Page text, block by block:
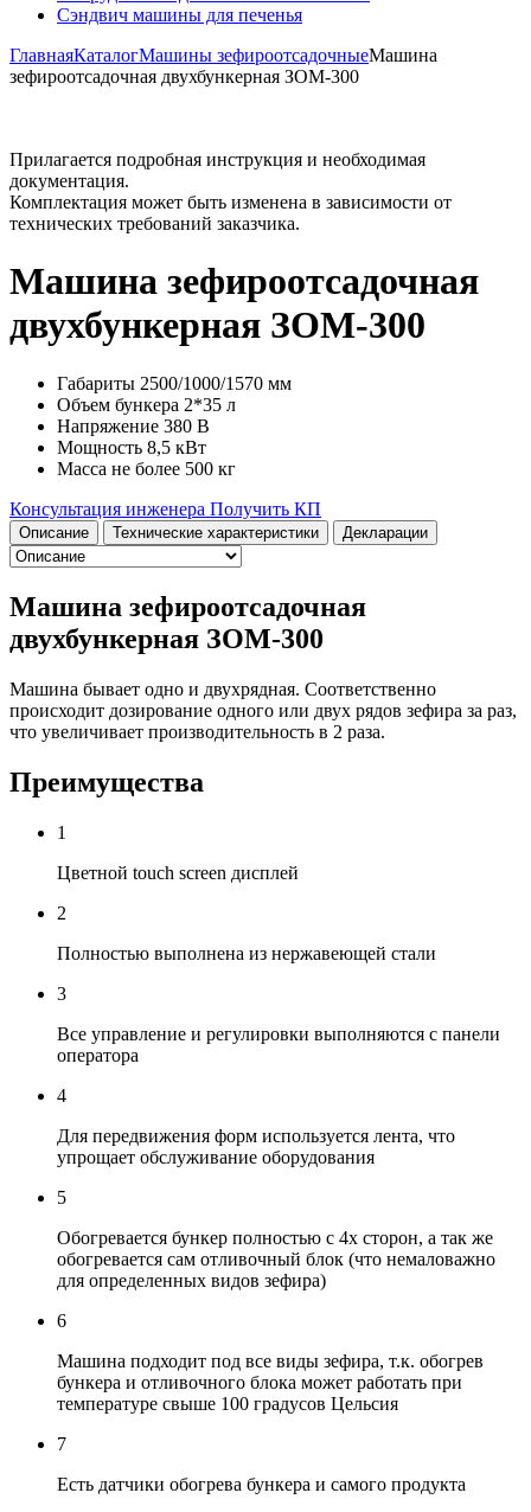
Сэндвич машины для печенья
ГлавнаяКаталогМашины зефироотсадочныеМашина
зефироотсадочная двухбункерная ЗОМ-300
Прилагается подробная инструкция и необходимая
документация.
Комплектация может быть изменена в зависимости от
технических требований заказчика.
Машина зефироотсадочная
двухбункерная ЗОМ-300
Габариты 2500/1000/1570 мм
Объем бункера 2*35 л
Напряжение 380 В
Мощность 8,5 кВт
Масса не более 500 кг
Консультация инженера Получить КП
Описание Технические характеристики Декларации
Машина зефироотсадочная
двухбункерная ЗОМ-300
Машина бывает одно и двухрядная. Соответственно
происходит дозирование одного или двух рядов зефира за раз,
что увеличивает производительность в 2 раза.
Преимущества
1
Цветной touch screen дисплей
2
Полностью выполнена из нержавеющей стали
3
Все управление и регулировки выполняются с панели
оператора
4
Для передвижения форм используется лента, что
упрощает обслуживание оборудования
5
Обогревается бункер полностью с 4х сторон, а так же
обогревается сам отливочный блок (что немаловажно
для определенных видов зефира)
6
Машина подходит под все виды зефира, т.к. обогрев
бункера и отливочного блока может работать при
температуре свыше 100 градусов Цельсия
7
Есть датчики обогрева бункера и самого продукта